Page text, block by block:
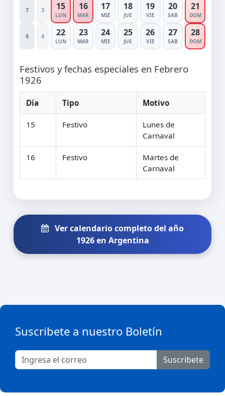
7 3 15
LUN
16
MAR
17
MIE
18
JUE
19
VIE
20
SAB
21
DOM
8 4 22
LUN
23
MAR
24
MIE
25
JUE
26
VIE
27
SAB
28
DOM
Festivos y fechas especiales en Febrero
1926
Día Tipo Motivo
15 Festivo
Lunes de
Carnaval
16 Festivo
Martes de
Carnaval
Ver calendario completo del año
1926 en Argentina
Suscribete a nuestro Boletín
Suscribete